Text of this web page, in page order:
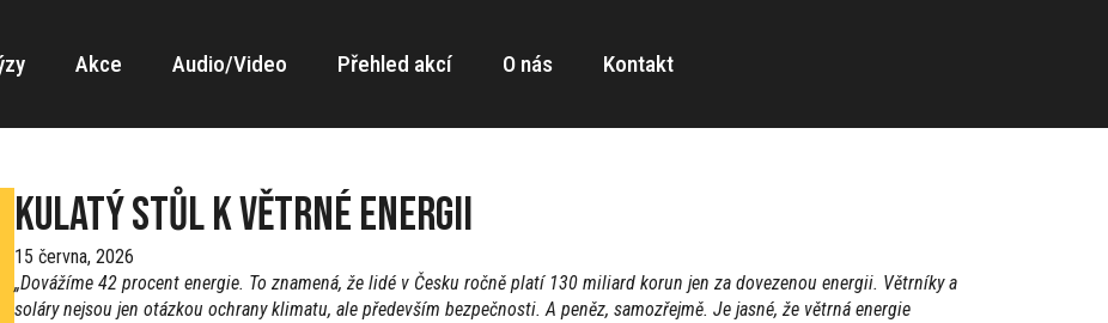
Akce Audio/Video Přehled akcí O nás Kontakt
Kulatý stůl k větrné energii
15 června, 2026
„Dovážíme 42 procent energie. To znamená, že lidé v Česku ročně platí 130 miliard korun jen za dovezenou energii. Větrníky a
soláry nejsou jen otázkou ochrany klimatu, ale především bezpečnosti. A peněz, samozřejmě. Je jasné, že větrná energie